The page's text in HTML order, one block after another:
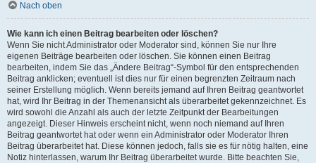
Nach oben
Wie kann ich einen Beitrag bearbeiten oder löschen?
Wenn Sie nicht Administrator oder Moderator sind, können Sie nur Ihre
eigenen Beiträge bearbeiten oder löschen. Sie können einen Beitrag
bearbeiten, indem Sie das „Ändere Beitrag“-Symbol für den entsprechenden
Beitrag anklicken; eventuell ist dies nur für einen begrenzten Zeitraum nach
seiner Erstellung möglich. Wenn bereits jemand auf Ihren Beitrag geantwortet
hat, wird Ihr Beitrag in der Themenansicht als überarbeitet gekennzeichnet. Es
wird sowohl die Anzahl als auch der letzte Zeitpunkt der Bearbeitungen
angezeigt. Dieser Hinweis erscheint nicht, wenn noch niemand auf Ihren
Beitrag geantwortet hat oder wenn ein Administrator oder Moderator Ihren
Beitrag überarbeitet hat. Diese können jedoch, falls sie es für nötig halten, eine
Notiz hinterlassen, warum Ihr Beitrag überarbeitet wurde. Bitte beachten Sie,